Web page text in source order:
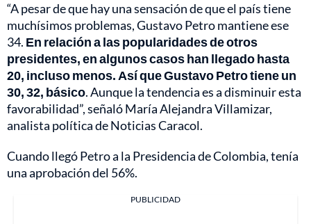
“A pesar de que hay una sensación de que el país tiene
muchísimos problemas, Gustavo Petro mantiene ese
34. En relación a las popularidades de otros
presidentes, en algunos casos han llegado hasta
20, incluso menos. Así que Gustavo Petro tiene un
30, 32, básico. Aunque la tendencia es a disminuir esta
favorabilidad”, señaló María Alejandra Villamizar,
analista política de Noticias Caracol.
Cuando llegó Petro a la Presidencia de Colombia, tenía
una aprobación del 56%.
PUBLICIDAD